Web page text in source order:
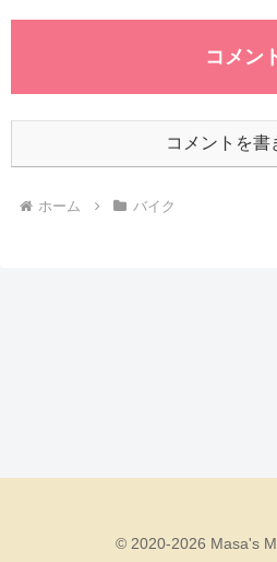
コメン
コメントを書
ホーム バイク
© 2020-2026 Masa's